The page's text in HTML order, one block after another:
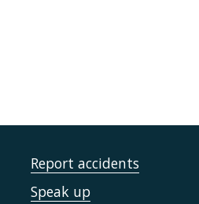
Report accidents
Speak up